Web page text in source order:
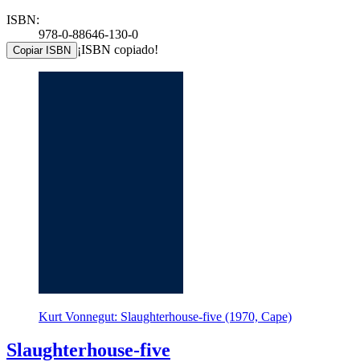
ISBN:
978-0-88646-130-0
Copiar ISBN ¡ISBN copiado!
Kurt Vonnegut: Slaughterhouse-five (1970, Cape)
Slaughterhouse-five